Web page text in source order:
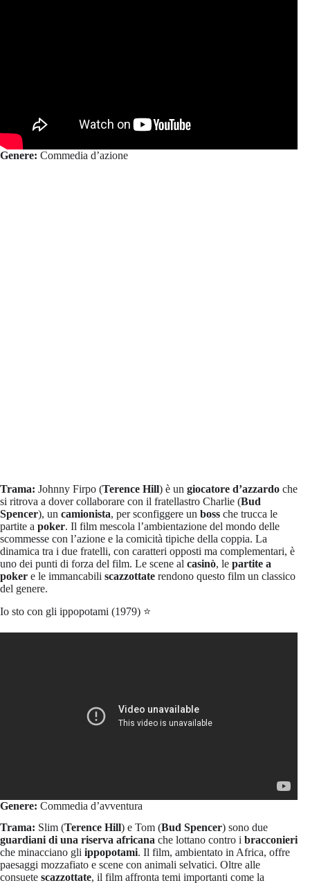
Genere: Commedia d’azione
Trama: Johnny Firpo (Terence Hill) è un giocatore d’azzardo che
si ritrova a dover collaborare con il fratellastro Charlie (Bud
Spencer), un camionista, per sconfiggere un boss che trucca le
partite a poker. Il film mescola l’ambientazione del mondo delle
scommesse con l’azione e la comicità tipiche della coppia. La
dinamica tra i due fratelli, con caratteri opposti ma complementari, è
uno dei punti di forza del film. Le scene al casinò, le partite a
poker e le immancabili scazzottate rendono questo film un classico
del genere.
Io sto con gli ippopotami (1979) ⭐️
Genere: Commedia d’avventura
Trama: Slim (Terence Hill) e Tom (Bud Spencer) sono due
guardiani di una riserva africana che lottano contro i bracconieri
che minacciano gli ippopotami. Il film, ambientato in Africa, offre
paesaggi mozzafiato e scene con animali selvatici. Oltre alle
consuete scazzottate, il film affronta temi importanti come la